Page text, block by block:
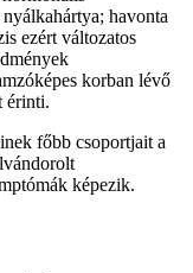
havonta
ezért változatos
korban lévő
érinti.
főbb csoportjait a
képezik.